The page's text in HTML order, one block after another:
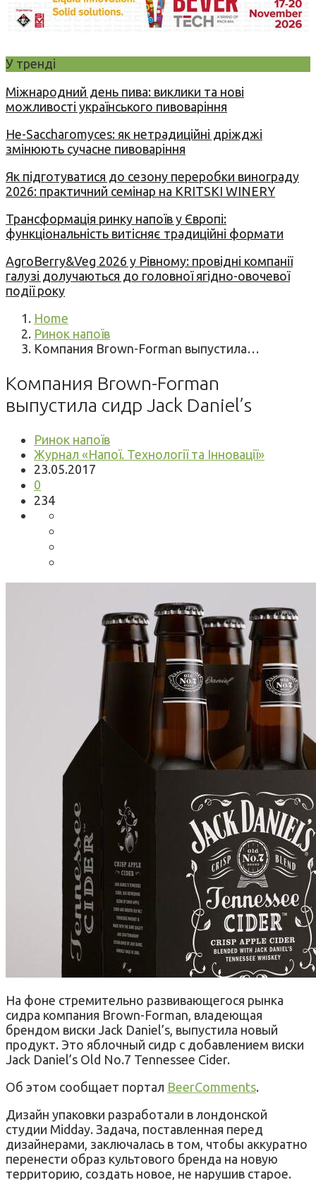
У тренді
Міжнародний день пива: виклики та нові
можливості українського пивоваріння
Не-Saccharomyces: як нетрадиційні дріжджі
змінюють сучасне пивоваріння
Як підготуватися до сезону переробки винограду
2026: практичний семінар на KRITSKI WINERY
Трансформація ринку напоїв у Європі:
функціональність витісняє традиційні формати
AgroBerry&Veg 2026 у Рівному: провідні компанії
галузі долучаються до головної ягідно-овочевої
події року
Home
Ринок напоїв
Компания Brown-Forman выпустила…
Компания Brown-Forman
выпустила сидр Jack Daniel’s
Ринок напоїв
Журнал «Напої. Технології та Інновації»
23.05.2017
0
234
На фоне стремительно развивающегося рынка
сидра компания Brown-Forman, владеющая
брендом виски Jack Daniel’s, выпустила новый
продукт. Это яблочный сидр с добавлением виски
Jack Daniel’s Old No.7 Tennessee Cider.
Об этом сообщает портал BeerComments.
Дизайн упаковки разработали в лондонской
студии Midday. Задача, поставленная перед
дизайнерами, заключалась в том, чтобы аккуратно
перенести образ культового бренда на новую
территорию, создать новое, не нарушив старое.